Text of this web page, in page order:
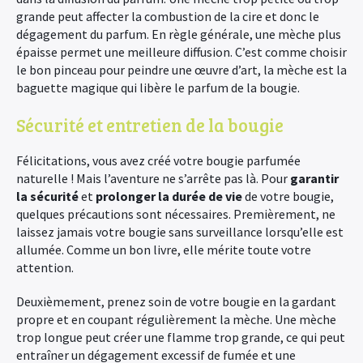
grande peut affecter la combustion de la cire et donc le
dégagement du parfum. En règle générale, une mèche plus
épaisse permet une meilleure diffusion. C’est comme choisir
le bon pinceau pour peindre une œuvre d’art, la mèche est la
baguette magique qui libère le parfum de la bougie.
Sécurité et entretien de la bougie
Félicitations, vous avez créé votre bougie parfumée
naturelle ! Mais l’aventure ne s’arrête pas là. Pour garantir
la sécuritéet prolonger la durée de viede votre bougie,
quelques précautions sont nécessaires. Premièrement, ne
laissez jamais votre bougie sans surveillance lorsqu’elle est
allumée. Comme un bon livre, elle mérite toute votre
attention.
Deuxièmement, prenez soin de votre bougie en la gardant
propre et en coupant régulièrement la mèche. Une mèche
trop longue peut créer une flamme trop grande, ce qui peut
entraîner un dégagement excessif de fumée et une